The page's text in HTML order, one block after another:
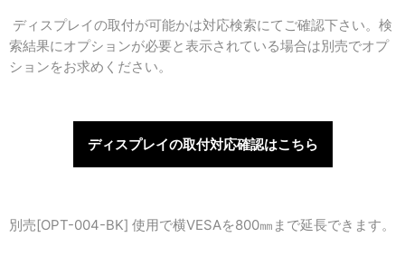
ディスプレイの取付が可能かは対応検索にてご確認下さい。検
索結果にオプションが必要と表示されている場合は別売でオプ
ションをお求めください。
ディスプレイの取付対応確認はこちら
別売[OPT-004-BK] 使用で横VESAを800㎜まで延長できます。